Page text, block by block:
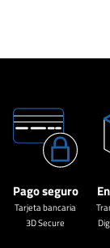
Pago seguro
Tarjeta bancaria
3D Secure